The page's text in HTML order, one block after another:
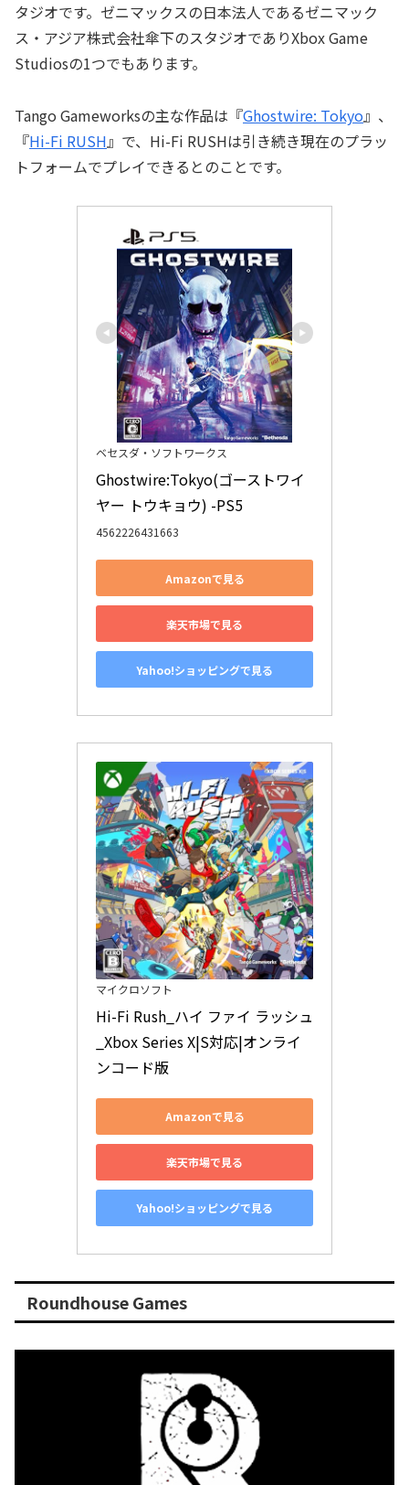
タジオです。ゼニマックスの日本法人であるゼニマック
ス・アジア株式会社傘下のスタジオでありXbox Game
Studiosの1つでもあります。
Tango Gameworksの主な作品は『Ghostwire: Tokyo』、
『Hi-Fi RUSH』で、Hi-Fi RUSHは引き続き現在のプラッ
トフォームでプレイできるとのことです。
ベセスダ・ソフトワークス
Ghostwire:Tokyo(ゴーストワイ
ヤー トウキョウ) -PS5
4562226431663
Amazonで見る
楽天市場で見る
Yahoo!ショッピングで見る
マイクロソフト
Hi-Fi Rush_ハイ ファイ ラッシュ
_Xbox Series X|S対応|オンライ
ンコード版
Amazonで見る
楽天市場で見る
Yahoo!ショッピングで見る
Roundhouse Games